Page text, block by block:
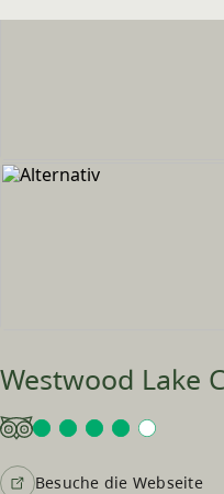
Westwood Lake
Besuche die Webseite